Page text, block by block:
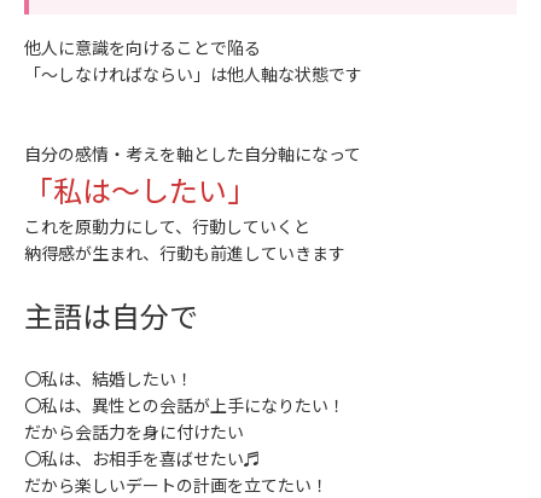
他人に意識を向けることで陥る
「～しなければならい」は他人軸な状態です
自分の感情・考えを軸とした自分軸になって
「私は～したい」
これを原動力にして、行動していくと
納得感が生まれ、行動も前進していきます
主語は自分で
〇私は、結婚したい！
〇私は、異性との会話が上手になりたい！
だから会話力を身に付けたい
〇私は、お相手を喜ばせたい♬
だから楽しいデートの計画を立てたい！